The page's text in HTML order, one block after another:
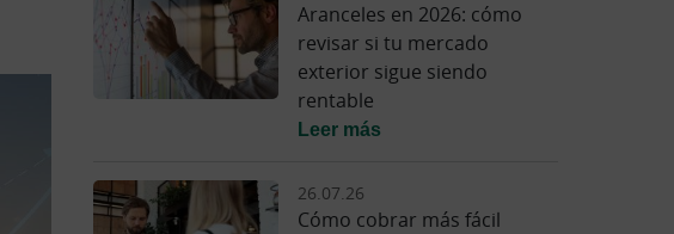
Aranceles en 2026: cómo
revisar si tu mercado
exterior sigue siendo
rentable
Leer más
26.07.26
Cómo cobrar más fácil